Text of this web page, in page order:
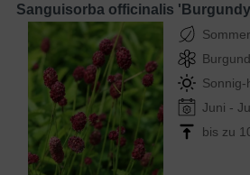
Sanguisorba officinalis
Sonnig-
Juni -
bis zu